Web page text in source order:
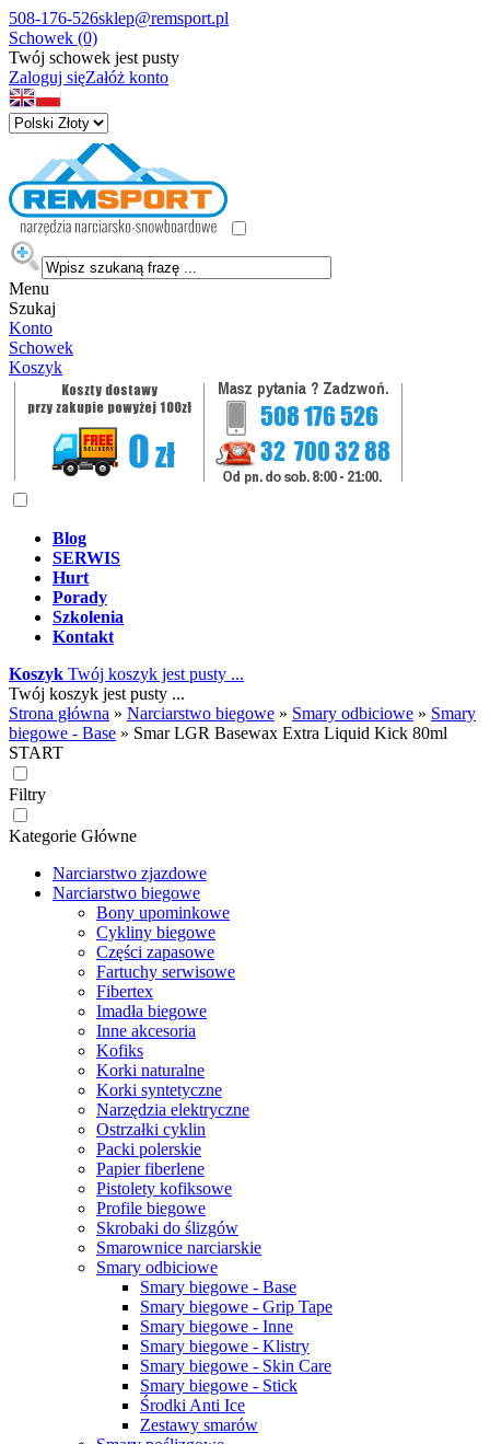
508-176-526sklep@remsport.pl
Schowek (0)
Twój schowek jest pusty
Zaloguj sięZałóż konto
Menu
Szukaj
Konto
Schowek
Koszyk
Blog
SERWIS
Hurt
Porady
Szkolenia
Kontakt
Koszyk Twój koszyk jest pusty ...
Twój koszyk jest pusty ...
Strona główna » Narciarstwo biegowe » Smary odbiciowe » Smary
biegowe - Base » Smar LGR Basewax Extra Liquid Kick 80ml
START
Filtry
Kategorie Główne
Narciarstwo zjazdowe
Narciarstwo biegowe
Bony upominkowe
Cykliny biegowe
Części zapasowe
Fartuchy serwisowe
Fibertex
Imadła biegowe
Inne akcesoria
Kofiks
Korki naturalne
Korki syntetyczne
Narzędzia elektryczne
Ostrzałki cyklin
Packi polerskie
Papier fiberlene
Pistolety kofiksowe
Profile biegowe
Skrobaki do ślizgów
Smarownice narciarskie
Smary odbiciowe
Smary biegowe - Base
Smary biegowe - Grip Tape
Smary biegowe - Inne
Smary biegowe - Klistry
Smary biegowe - Skin Care
Smary biegowe - Stick
Środki Anti Ice
Zestawy smarów